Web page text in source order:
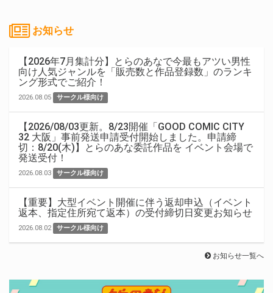
お知らせ
【2026年7月集計分】とらのあなで今最もアツい男性
向け人気ジャンルを「販売数と作品登録数」のランキ
ング形式でご紹介！
2026.08.05 サークル様向け
【2026/08/03更新。8/23開催「GOOD COMIC CITY
32 大阪」事前発送申請受付開始しました。申請締
切：8/20(木)】とらのあな委託作品を イベント会場で
発送受付！
2026.08.03 サークル様向け
【重要】大型イベント開催に伴う返却申込（イベント
返本、指定住所宛て返本）の受付締切日変更お知らせ
2026.08.02 サークル様向け
お知らせ一覧へ